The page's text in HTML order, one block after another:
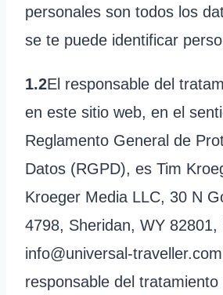
personales son todos los
se te puede identificar
1.2El responsable del
en este sitio web, en el
Reglamento General de
Datos (RGPD), es Tim
Kroeger Media LLC, 30 N
4798, Sheridan, WY 82801,
info@universal-
responsable del